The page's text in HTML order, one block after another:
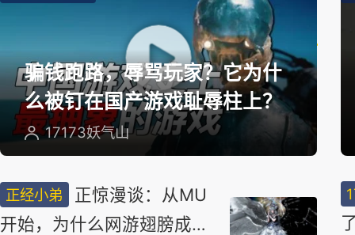
骗钱跑路，辱骂玩家？它为什
么被钉在国产游戏耻辱柱上？
17173妖气山
正经小弟
正惊漫谈：从MU
开始，为什么网游翅膀成